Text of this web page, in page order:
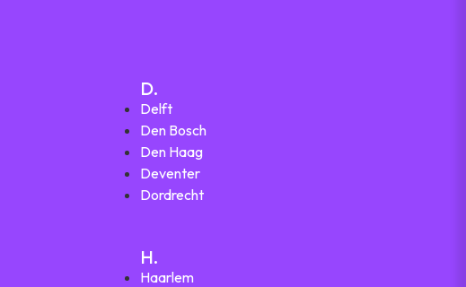
D.
Delft
Den Bosch
Den Haag
Deventer
Dordrecht
H.
Haarlem